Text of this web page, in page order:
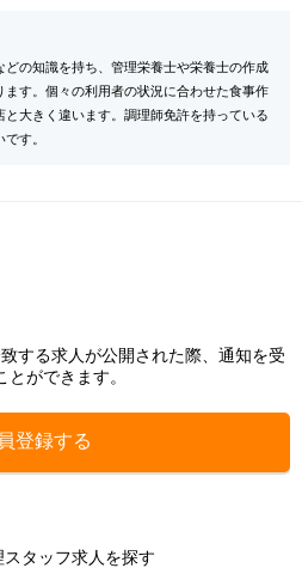
の知識を持ち、管理栄養士や栄養士の作成
ます。個々の利用者の状況に合わせた食事作
大きく違います。調理師免許を持っている
す。
する求人が公開された際、通知を受
とができます。
登録する
タッフ求人を探す